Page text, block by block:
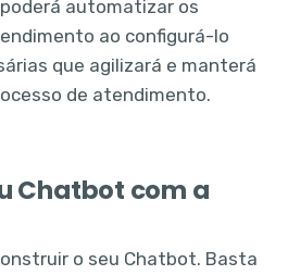
automatizar os
ao configurá-lo
que agilizará e manterá
de atendimento.
Chatbot com a
o seu Chatbot. Basta